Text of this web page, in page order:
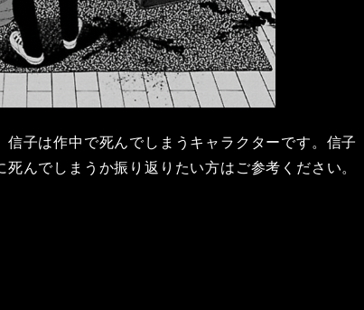
子は作中で死んでしまうキャラクターです。信子
んでしまうか振り返りたい方はご参考ください。